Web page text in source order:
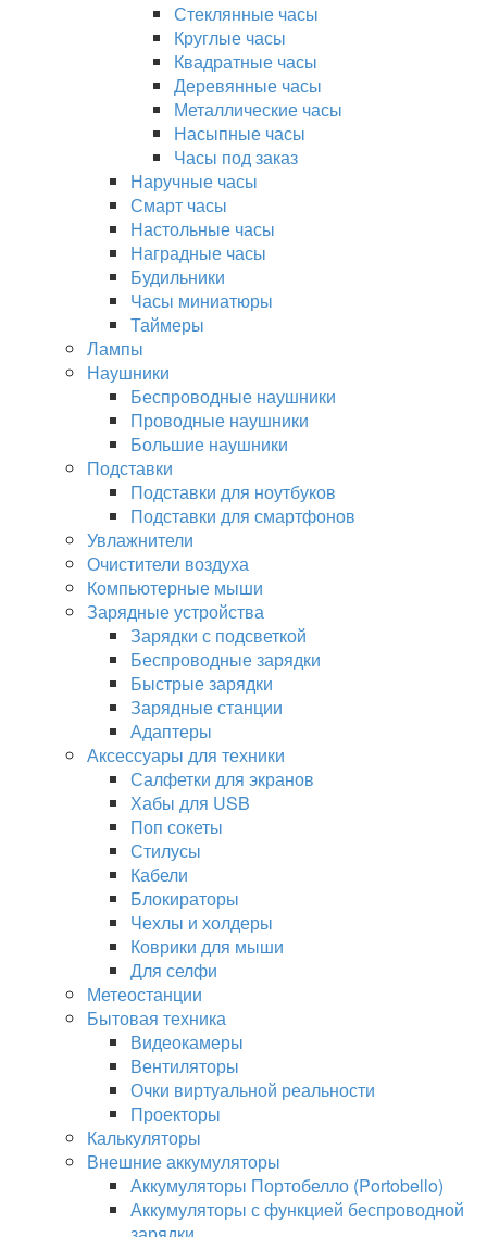
Стеклянные часы
Круглые часы
Квадратные часы
Деревянные часы
Металлические часы
Насыпные часы
Часы под заказ
Наручные часы
Смарт часы
Настольные часы
Наградные часы
Будильники
Часы миниатюры
Таймеры
Лампы
Наушники
Беспроводные наушники
Проводные наушники
Большие наушники
Подставки
Подставки для ноутбуков
Подставки для смартфонов
Увлажнители
Очистители воздуха
Компьютерные мыши
Зарядные устройства
Зарядки с подсветкой
Беспроводные зарядки
Быстрые зарядки
Зарядные станции
Адаптеры
Аксессуары для техники
Салфетки для экранов
Хабы для USB
Поп сокеты
Стилусы
Кабели
Блокираторы
Чехлы и холдеры
Коврики для мыши
Для селфи
Метеостанции
Бытовая техника
Видеокамеры
Вентиляторы
Очки виртуальной реальности
Проекторы
Калькуляторы
Внешние аккумуляторы
Аккумуляторы Портобелло (Portobello)
Аккумуляторы с функцией беспроводной